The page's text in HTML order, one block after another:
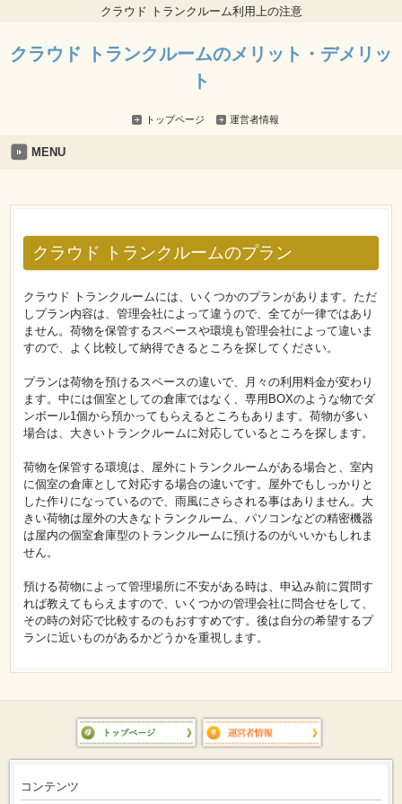
クラウド トランクルーム利用上の注意
クラウド トランクルームのメリット・デメリッ
ト
トップページ 運営者情報
MENU
クラウド トランクルームのプラン
クラウド トランクルームには、いくつかのプランがあります。ただ
しプラン内容は、管理会社によって違うので、全てが一律ではあり
ません。荷物を保管するスペースや環境も管理会社によって違いま
すので、よく比較して納得できるところを探してください。
プランは荷物を預けるスペースの違いで、月々の利用料金が変わり
ます。中には個室としての倉庫ではなく、専用BOXのような物でダ
ンボール1個から預かってもらえるところもあります。荷物が多い
場合は、大きいトランクルームに対応しているところを探します。
荷物を保管する環境は、屋外にトランクルームがある場合と、室内
に個室の倉庫として対応する場合の違いです。屋外でもしっかりと
した作りになっているので、雨風にさらされる事はありません。大
きい荷物は屋外の大きなトランクルーム、パソコンなどの精密機器
は屋内の個室倉庫型のトランクルームに預けるのがいいかもしれま
せん。
預ける荷物によって管理場所に不安がある時は、申込み前に質問す
れば教えてもらえますので、いくつかの管理会社に問合せをして、
その時の対応で比較するのもおすすめです。後は自分の希望するプ
ランに近いものがあるかどうかを重視します。
コンテンツ